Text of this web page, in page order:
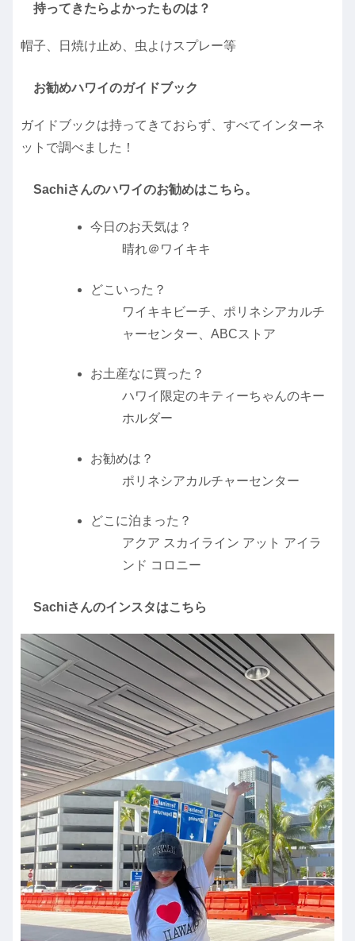
持ってきたらよかったものは？
帽子、日焼け止め、虫よけスプレー等
お勧めハワイのガイドブック
ガイドブックは持ってきておらず、すべてインターネ
ットで調べました！
Sachiさんのハワイのお勧めはこちら。
今日のお天気は？
晴れ＠ワイキキ
どこいった？
ワイキキビーチ、ポリネシアカルチ
ャーセンター、ABCストア
お土産なに買った？
ハワイ限定のキティーちゃんのキー
ホルダー
お勧めは？
ポリネシアカルチャーセンター
どこに泊まった？
アクア スカイライン アット アイラ
ンド コロニー
Sachiさんのインスタはこちら